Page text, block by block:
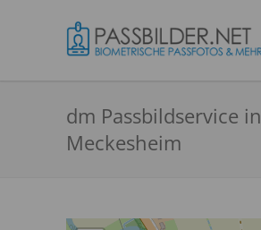
dm Passbildservice in
Meckesheim